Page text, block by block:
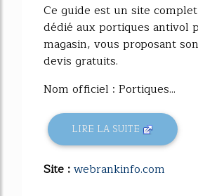
Ce guide est un site
dédié aux portiques antivol
magasin, vous proposant
devis gratuits.
Nom officiel : Portiques...
LIRE LA SUITE
Site :webrankinfo.com